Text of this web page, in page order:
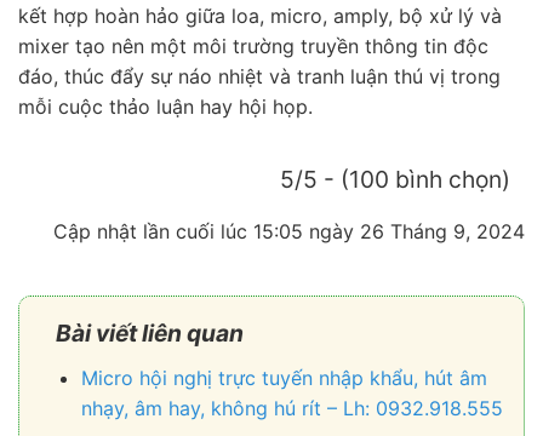
kết hợp hoàn hảo giữa loa, micro, amply, bộ xử lý và
mixer tạo nên một môi trường truyền thông tin độc
đáo, thúc đẩy sự náo nhiệt và tranh luận thú vị trong
mỗi cuộc thảo luận hay hội họp.
5/5 - (100 bình chọn)
Cập nhật lần cuối lúc 15:05 ngày 26 Tháng 9, 2024
Bài viết liên quan
Micro hội nghị trực tuyến nhập khẩu, hút âm
nhạy, âm hay, không hú rít – Lh: 0932.918.555